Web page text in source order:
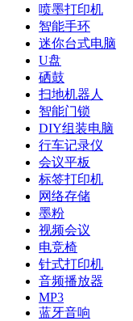
喷墨打印机
智能手环
迷你台式电脑
U盘
硒鼓
扫地机器人
智能门锁
DIY组装电脑
行车记录仪
会议平板
标签打印机
网络存储
墨粉
视频会议
电竞椅
针式打印机
音频播放器
MP3
蓝牙音响